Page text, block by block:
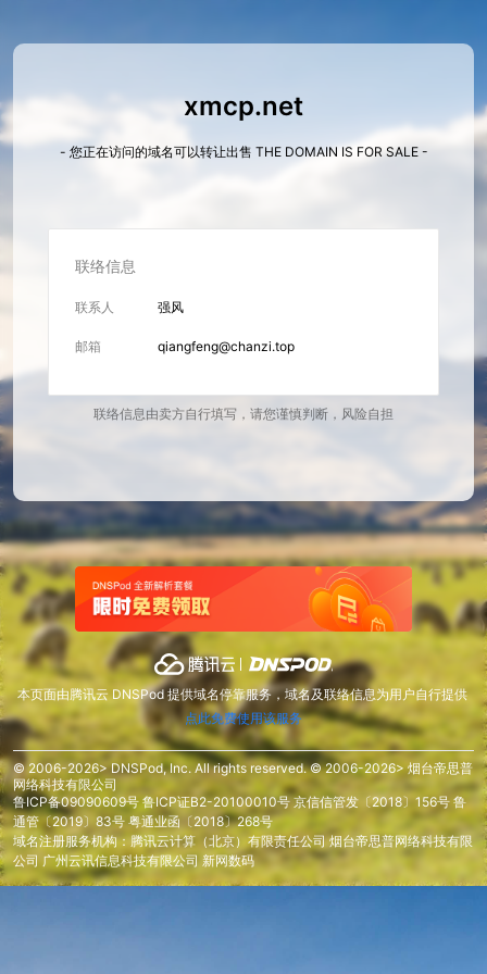
xmcp.net
- 您正在访问的域名可以转让出售 THE DOMAIN IS FOR SALE -
联络信息
联系人 强风
邮箱 qiangfeng@chanzi.top
联络信息由卖方自行填写，请您谨慎判断，风险自担
本页面由腾讯云 DNSPod 提供域名停靠服务，域名及联络信息为用户自行提供
点此免费使用该服务
© 2006-2026> DNSPod, Inc. All rights reserved. © 2006-2026> 烟台帝思普
网络科技有限公司
鲁ICP备09090609号 鲁ICP证B2-20100010号 京信信管发〔2018〕156号 鲁
通管〔2019〕83号 粤通业函〔2018〕268号
域名注册服务机构：腾讯云计算（北京）有限责任公司 烟台帝思普网络科技有限
公司 广州云讯信息科技有限公司 新网数码